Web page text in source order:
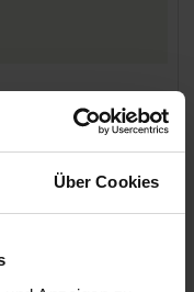
Über Cookies
Hansestadt